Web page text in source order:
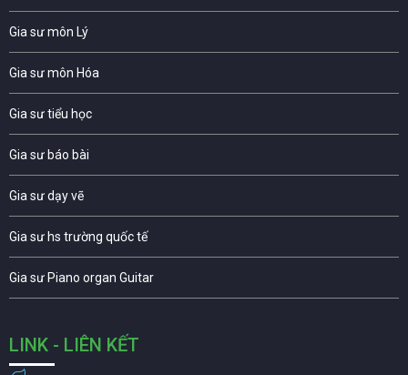
Gia sư môn Lý
Gia sư môn Hóa
Gia sư tiểu học
Gia sư báo bài
Gia sư dạy vẽ
Gia sư hs trường quốc tế
Gia sư Piano organ Guitar
LINK - LIÊN KẾT